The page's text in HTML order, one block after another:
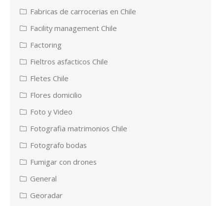
Fabricas de carrocerias en Chile
Facility management Chile
Factoring
Fieltros asfacticos Chile
Fletes Chile
Flores domicilio
Foto y Video
Fotografia matrimonios Chile
Fotografo bodas
Fumigar con drones
General
Georadar